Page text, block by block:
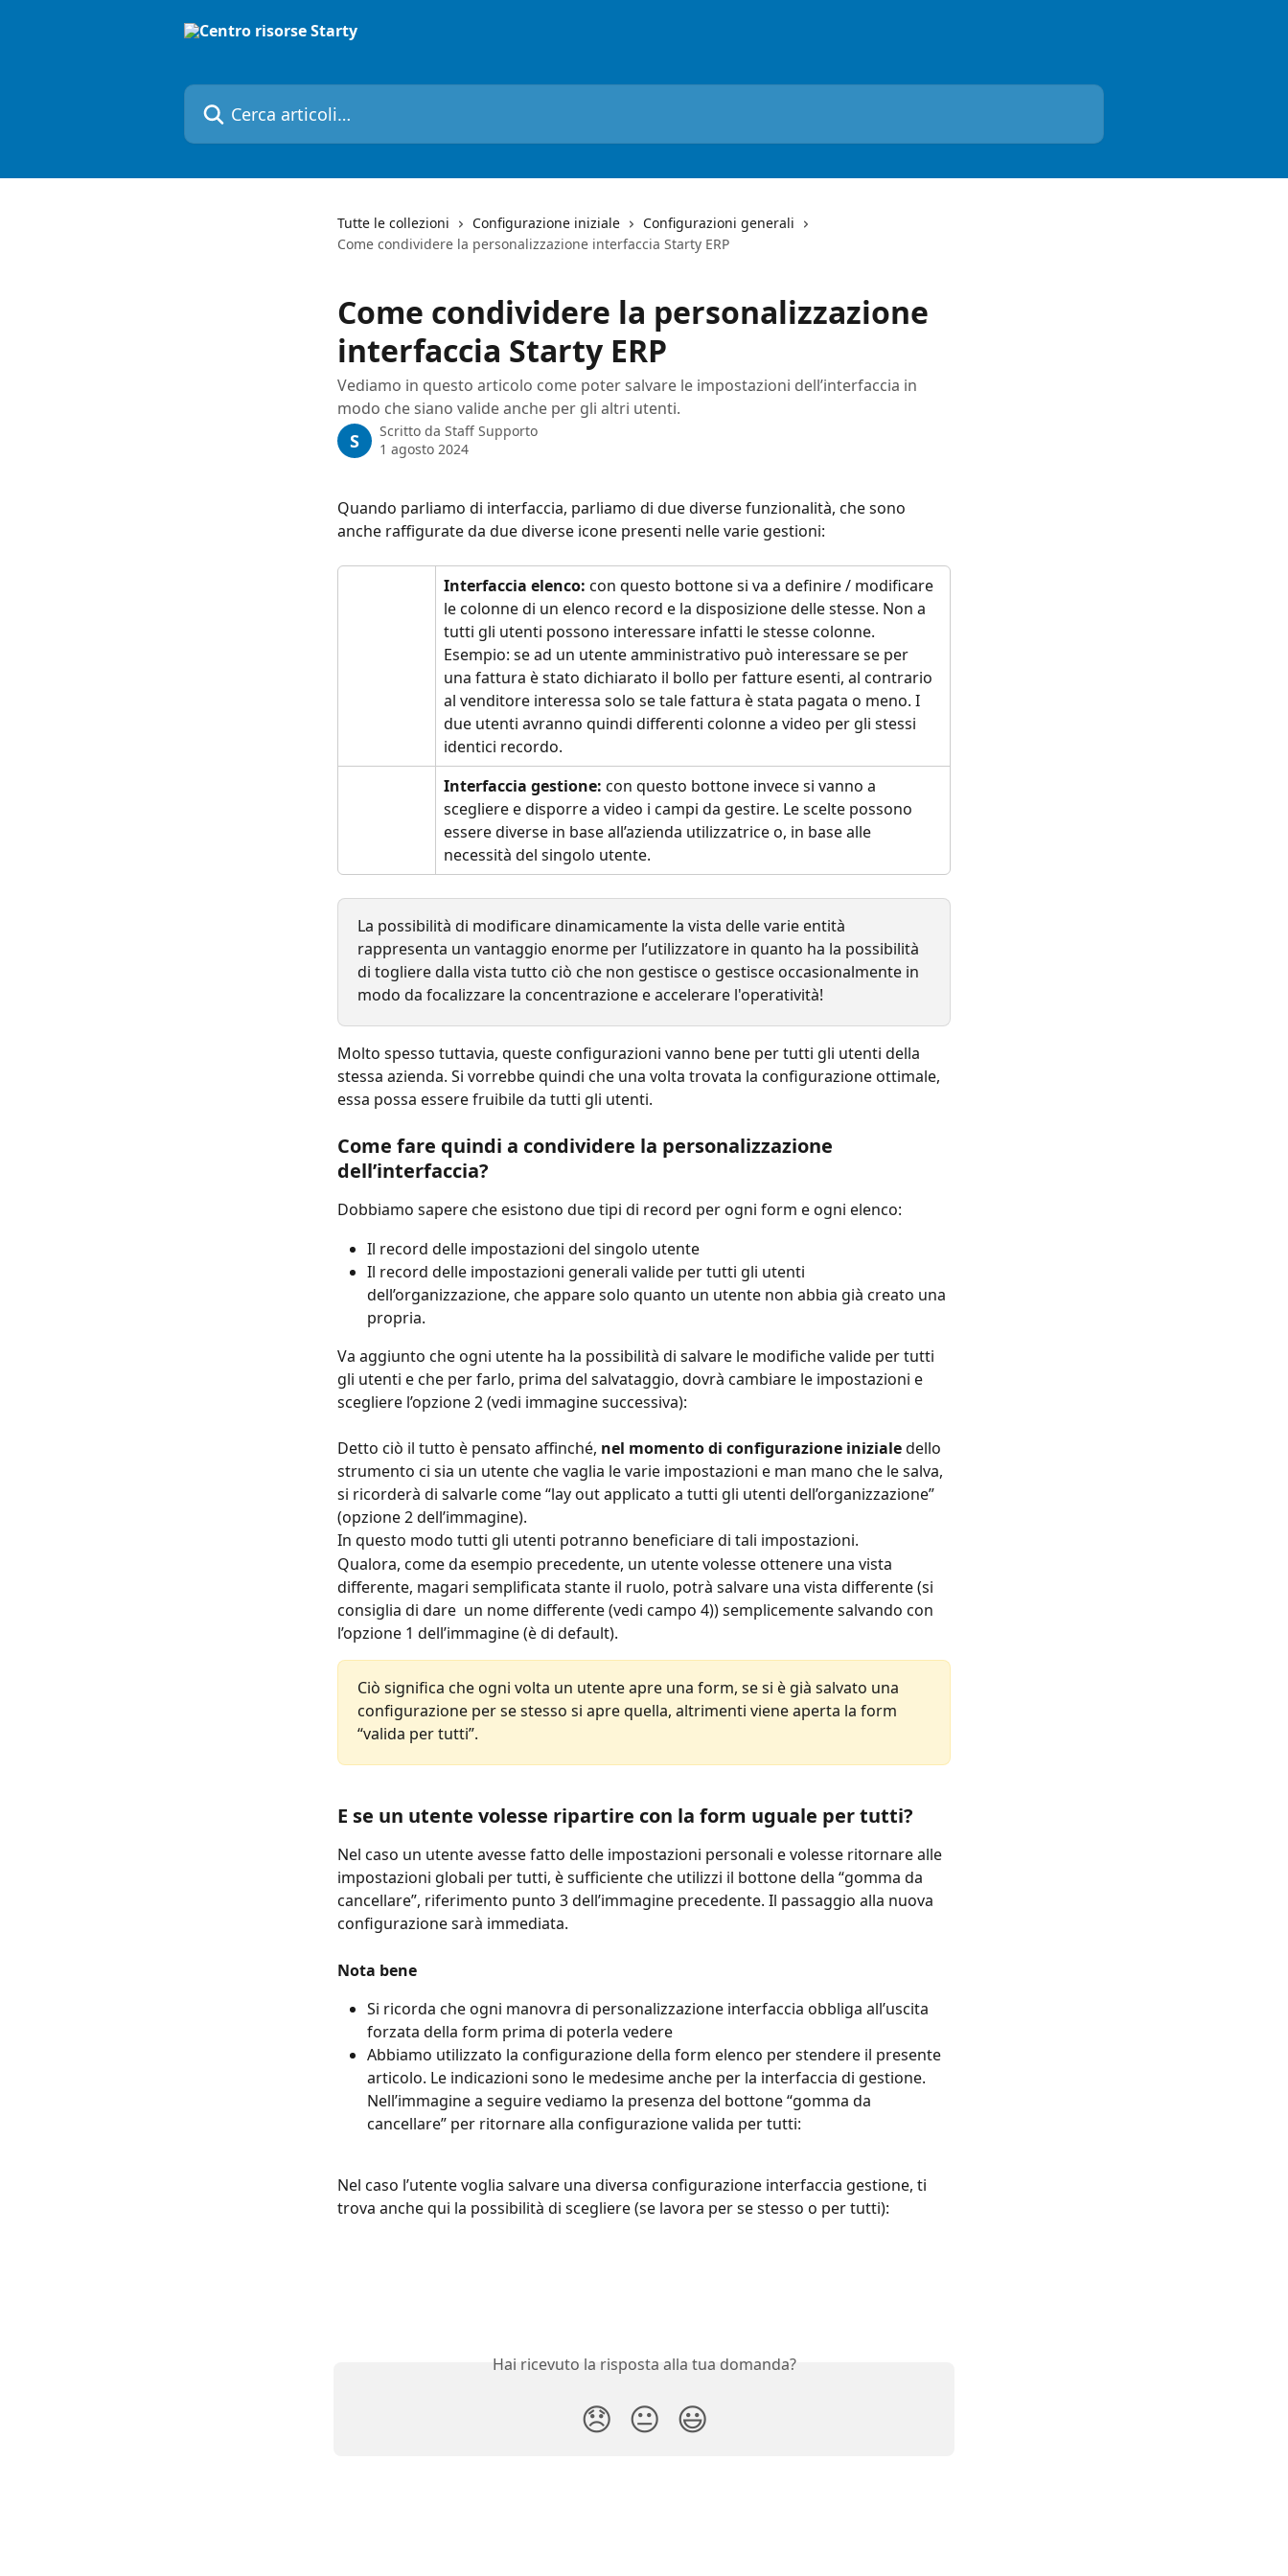
Cerca articoli…
Tutte le collezioni Configurazione iniziale
Configurazioni generali
Come condividere la personalizzazione interfaccia Starty ERP
Come condividere la personalizzazione
interfaccia Starty ERP
Vediamo in questo articolo come poter salvare le impostazioni dell’interfaccia in
modo che siano valide anche per gli altri utenti.
S Scritto da Staff Supporto
1 agosto 2024
Quando parliamo di interfaccia, parliamo di due diverse funzionalità, che sono
anche raffigurate da due diverse icone presenti nelle varie gestioni:
Interfaccia elenco: con questo bottone si va a definire / modificare
le colonne di un elenco record e la disposizione delle stesse. Non a
tutti gli utenti possono interessare infatti le stesse colonne.
Esempio: se ad un utente amministrativo può interessare se per
una fattura è stato dichiarato il bollo per fatture esenti, al contrario
al venditore interessa solo se tale fattura è stata pagata o meno. I
due utenti avranno quindi differenti colonne a video per gli stessi
identici recordo.
Interfaccia gestione: con questo bottone invece si vanno a
scegliere e disporre a video i campi da gestire. Le scelte possono
essere diverse in base all’azienda utilizzatrice o, in base alle
necessità del singolo utente.
La possibilità di modificare dinamicamente la vista delle varie entità
rappresenta un vantaggio enorme per l’utilizzatore in quanto ha la possibilità
di togliere dalla vista tutto ciò che non gestisce o gestisce occasionalmente in
modo da focalizzare la concentrazione e accelerare l'operatività!
Molto spesso tuttavia, queste configurazioni vanno bene per tutti gli utenti della
stessa azienda. Si vorrebbe quindi che una volta trovata la configurazione ottimale,
essa possa essere fruibile da tutti gli utenti.
Come fare quindi a condividere la personalizzazione
dell’interfaccia?
Dobbiamo sapere che esistono due tipi di record per ogni form e ogni elenco:
Il record delle impostazioni del singolo utente
Il record delle impostazioni generali valide per tutti gli utenti
dell’organizzazione, che appare solo quanto un utente non abbia già creato una
propria.
Va aggiunto che ogni utente ha la possibilità di salvare le modifiche valide per tutti
gli utenti e che per farlo, prima del salvataggio, dovrà cambiare le impostazioni e
scegliere l’opzione 2 (vedi immagine successiva):
Detto ciò il tutto è pensato affinché, nel momento di configurazione iniziale dello
strumento ci sia un utente che vaglia le varie impostazioni e man mano che le salva,
si ricorderà di salvarle come “lay out applicato a tutti gli utenti dell’organizzazione”
(opzione 2 dell’immagine).
In questo modo tutti gli utenti potranno beneficiare di tali impostazioni.
Qualora, come da esempio precedente, un utente volesse ottenere una vista
differente, magari semplificata stante il ruolo, potrà salvare una vista differente (si
consiglia di dare  un nome differente (vedi campo 4)) semplicemente salvando con
l’opzione 1 dell’immagine (è di default).
Ciò significa che ogni volta un utente apre una form, se si è già salvato una
configurazione per se stesso si apre quella, altrimenti viene aperta la form
“valida per tutti”.
E se un utente volesse ripartire con la form uguale per tutti?
Nel caso un utente avesse fatto delle impostazioni personali e volesse ritornare alle
impostazioni globali per tutti, è sufficiente che utilizzi il bottone della “gomma da
cancellare”, riferimento punto 3 dell’immagine precedente. Il passaggio alla nuova
configurazione sarà immediata.
Nota bene
Si ricorda che ogni manovra di personalizzazione interfaccia obbliga all’uscita
forzata della form prima di poterla vedere
Abbiamo utilizzato la configurazione della form elenco per stendere il presente
articolo. Le indicazioni sono le medesime anche per la interfaccia di gestione.
Nell’immagine a seguire vediamo la presenza del bottone “gomma da
cancellare” per ritornare alla configurazione valida per tutti:
Nel caso l’utente voglia salvare una diversa configurazione interfaccia gestione, ti
trova anche qui la possibilità di scegliere (se lavora per se stesso o per tutti):
Hai ricevuto la risposta alla tua domanda?
😞 😐 😃